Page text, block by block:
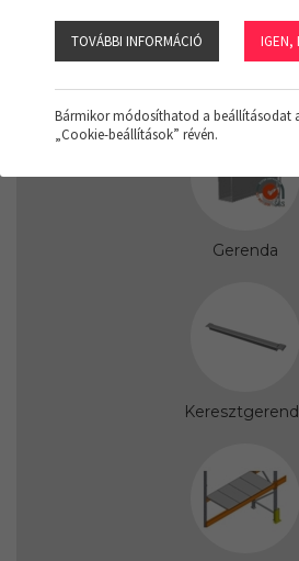
Állványkeret
Gerenda
TOVÁBBI INFORMÁCIÓ IGEN,
Bármikor módosíthatod a beállításodat
„Cookie-beállítások” révén.